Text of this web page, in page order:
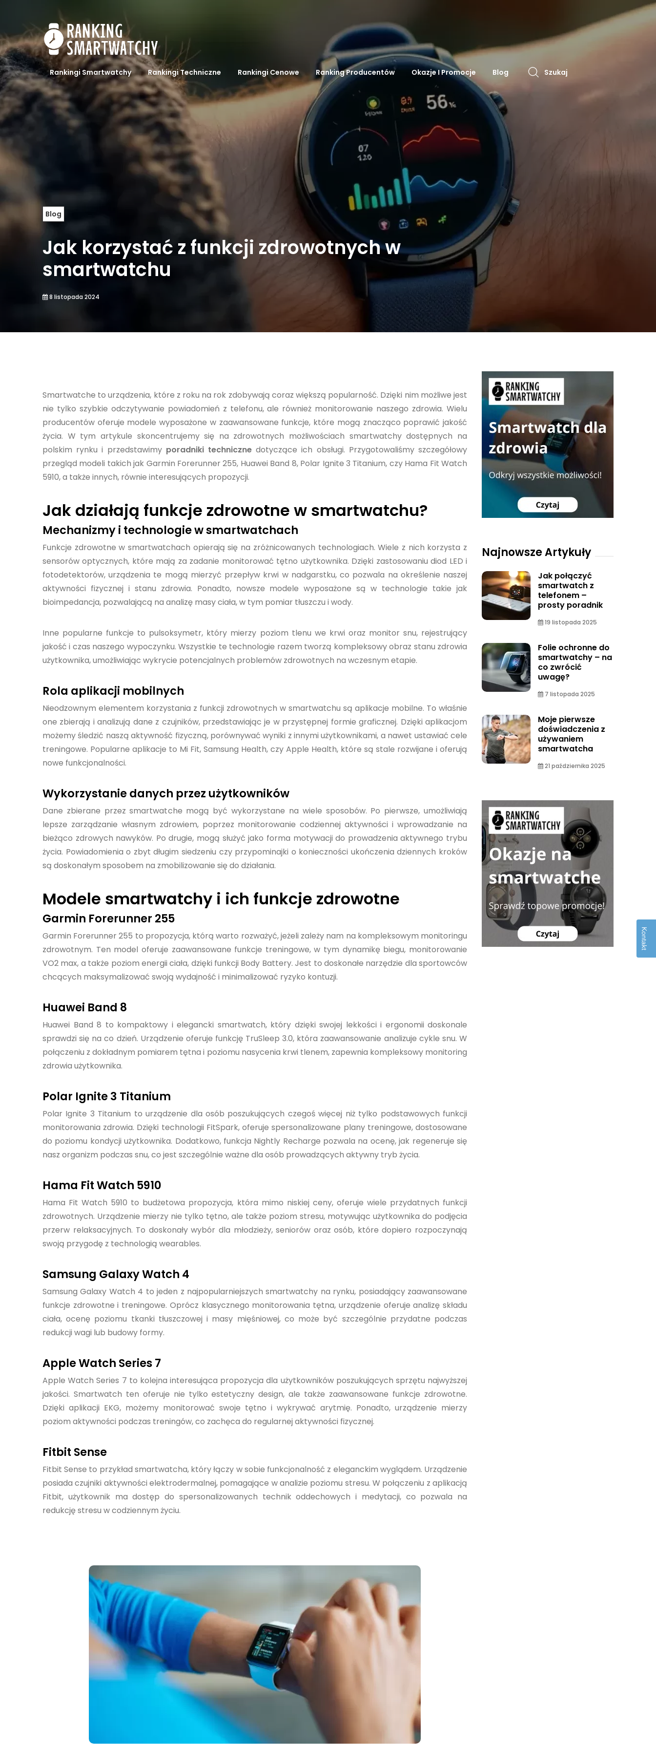
Rankingi Smartwatchy Rankingi Techniczne Rankingi Cenowe Ranking Producentów Okazje I Promocje Blog Szukaj
Blog
Jak korzystać z funkcji zdrowotnych w
smartwatchu
8 listopada 2024
Smartwatche to urządzenia, które z roku na rok zdobywają coraz większą popularność. Dzięki nim możliwe jest
nie tylko szybkie odczytywanie powiadomień z telefonu, ale również monitorowanie naszego zdrowia. Wielu
producentów oferuje modele wyposażone w zaawansowane funkcje, które mogą znacząco poprawić jakość
życia. W tym artykule skoncentrujemy się na zdrowotnych możliwościach smartwatchy dostępnych na
polskim rynku i przedstawimy poradniki techniczne dotyczące ich obsługi. Przygotowaliśmy szczegółowy
przegląd modeli takich jak Garmin Forerunner 255, Huawei Band 8, Polar Ignite 3 Titanium, czy Hama Fit Watch
5910, a także innych, równie interesujących propozycji.
Jak działają funkcje zdrowotne w smartwatchu?
Mechanizmy i technologie w smartwatchach
Funkcje zdrowotne w smartwatchach opierają się na zróżnicowanych technologiach. Wiele z nich korzysta z
sensorów optycznych, które mają za zadanie monitorować tętno użytkownika. Dzięki zastosowaniu diod LED i
fotodetektorów, urządzenia te mogą mierzyć przepływ krwi w nadgarstku, co pozwala na określenie naszej
aktywności fizycznej i stanu zdrowia. Ponadto, nowsze modele wyposażone są w technologie takie jak
bioimpedancja, pozwalającą na analizę masy ciała, w tym pomiar tłuszczu i wody.
Inne popularne funkcje to pulsoksymetr, który mierzy poziom tlenu we krwi oraz monitor snu, rejestrujący
jakość i czas naszego wypoczynku. Wszystkie te technologie razem tworzą kompleksowy obraz stanu zdrowia
użytkownika, umożliwiając wykrycie potencjalnych problemów zdrowotnych na wczesnym etapie.
Rola aplikacji mobilnych
Nieodzownym elementem korzystania z funkcji zdrowotnych w smartwatchu są aplikacje mobilne. To właśnie
one zbierają i analizują dane z czujników, przedstawiając je w przystępnej formie graficznej. Dzięki aplikacjom
możemy śledzić naszą aktywność fizyczną, porównywać wyniki z innymi użytkownikami, a nawet ustawiać cele
treningowe. Popularne aplikacje to Mi Fit, Samsung Health, czy Apple Health, które są stale rozwijane i oferują
nowe funkcjonalności.
Wykorzystanie danych przez użytkowników
Dane zbierane przez smartwatche mogą być wykorzystane na wiele sposobów. Po pierwsze, umożliwiają
lepsze zarządzanie własnym zdrowiem, poprzez monitorowanie codziennej aktywności i wprowadzanie na
bieżąco zdrowych nawyków. Po drugie, mogą służyć jako forma motywacji do prowadzenia aktywnego trybu
życia. Powiadomienia o zbyt długim siedzeniu czy przypominajki o konieczności ukończenia dziennych kroków
są doskonałym sposobem na zmobilizowanie się do działania.
Modele smartwatchy i ich funkcje zdrowotne
Garmin Forerunner 255
Garmin Forerunner 255 to propozycja, którą warto rozważyć, jeżeli zależy nam na kompleksowym monitoringu
zdrowotnym. Ten model oferuje zaawansowane funkcje treningowe, w tym dynamikę biegu, monitorowanie
VO2 max, a także poziom energii ciała, dzięki funkcji Body Battery. Jest to doskonałe narzędzie dla sportowców
chcących maksymalizować swoją wydajność i minimalizować ryzyko kontuzji.
Huawei Band 8
Huawei Band 8 to kompaktowy i elegancki smartwatch, który dzięki swojej lekkości i ergonomii doskonale
sprawdzi się na co dzień. Urządzenie oferuje funkcję TruSleep 3.0, która zaawansowanie analizuje cykle snu. W
połączeniu z dokładnym pomiarem tętna i poziomu nasycenia krwi tlenem, zapewnia kompleksowy monitoring
zdrowia użytkownika.
Polar Ignite 3 Titanium
Polar Ignite 3 Titanium to urządzenie dla osób poszukujących czegoś więcej niż tylko podstawowych funkcji
monitorowania zdrowia. Dzięki technologii FitSpark, oferuje spersonalizowane plany treningowe, dostosowane
do poziomu kondycji użytkownika. Dodatkowo, funkcja Nightly Recharge pozwala na ocenę, jak regeneruje się
nasz organizm podczas snu, co jest szczególnie ważne dla osób prowadzących aktywny tryb życia.
Hama Fit Watch 5910
Hama Fit Watch 5910 to budżetowa propozycja, która mimo niskiej ceny, oferuje wiele przydatnych funkcji
zdrowotnych. Urządzenie mierzy nie tylko tętno, ale także poziom stresu, motywując użytkownika do podjęcia
przerw relaksacyjnych. To doskonały wybór dla młodzieży, seniorów oraz osób, które dopiero rozpoczynają
swoją przygodę z technologią wearables.
Samsung Galaxy Watch 4
Samsung Galaxy Watch 4 to jeden z najpopularniejszych smartwatchy na rynku, posiadający zaawansowane
funkcje zdrowotne i treningowe. Oprócz klasycznego monitorowania tętna, urządzenie oferuje analizę składu
ciała, ocenę poziomu tkanki tłuszczowej i masy mięśniowej, co może być szczególnie przydatne podczas
redukcji wagi lub budowy formy.
Apple Watch Series 7
Apple Watch Series 7 to kolejna interesująca propozycja dla użytkowników poszukujących sprzętu najwyższej
jakości. Smartwatch ten oferuje nie tylko estetyczny design, ale także zaawansowane funkcje zdrowotne.
Dzięki aplikacji EKG, możemy monitorować swoje tętno i wykrywać arytmię. Ponadto, urządzenie mierzy
poziom aktywności podczas treningów, co zachęca do regularnej aktywności fizycznej.
Fitbit Sense
Fitbit Sense to przykład smartwatcha, który łączy w sobie funkcjonalność z eleganckim wyglądem. Urządzenie
posiada czujniki aktywności elektrodermalnej, pomagające w analizie poziomu stresu. W połączeniu z aplikacją
Fitbit, użytkownik ma dostęp do spersonalizowanych technik oddechowych i medytacji, co pozwala na
redukcję stresu w codziennym życiu.
Najnowsze Artykuły
Jak połączyć
smartwatch z
telefonem –
prosty poradnik
19 listopada 2025
Folie ochronne do
smartwatchy – na
co zwrócić
uwagę?
7 listopada 2025
Moje pierwsze
doświadczenia z
używaniem
smartwatcha
21 października 2025
Kontakt